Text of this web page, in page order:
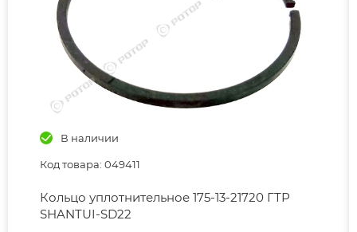
В наличии
Код товара: 049411
Кольцо уплотнительное 175-13-21720 ГТР
SHANTUI-SD22